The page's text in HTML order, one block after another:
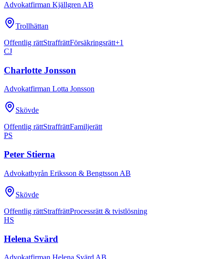
Advokatfirman Kjällgren AB
Trollhättan
Offentlig rättStraffrättFörsäkringsrätt+1
CJ
Charlotte Jonsson
Advokatfirman Lotta Jonsson
Skövde
Offentlig rättStraffrättFamiljerätt
PS
Peter Stierna
Advokatbyrån Eriksson & Bengtsson AB
Skövde
Offentlig rättStraffrättProcessrätt & tvistlösning
HS
Helena Svärd